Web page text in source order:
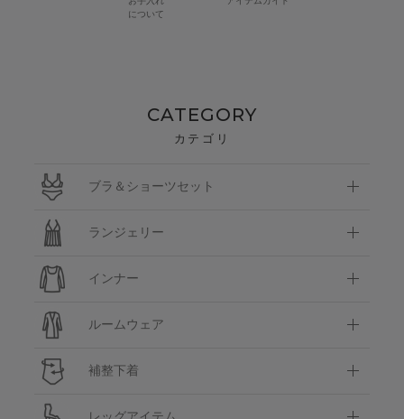
について
CATEGORY
カテゴリ
ブラ＆ショーツセット
ランジェリー
インナー
ルームウェア
補整下着